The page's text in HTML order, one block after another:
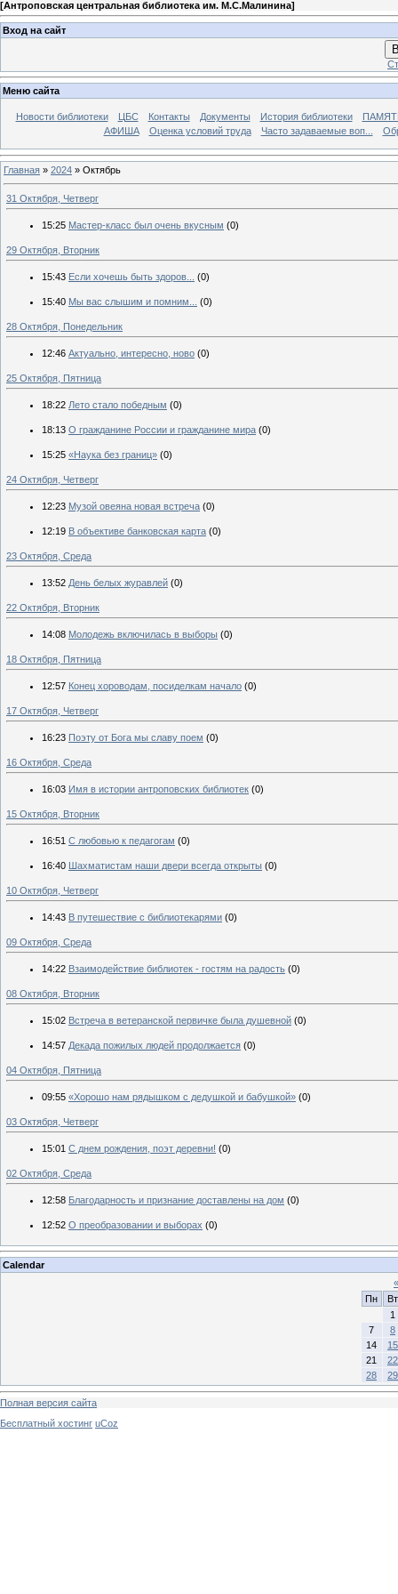
[Антроповская центральная библиотека им. М.С.Малинина]
Вход на сайт
Меню сайта
Новости библиотеки ЦБС Контакты Документы История библиотеки
АФИША
Оценка условий труда Часто задаваемые воп...
Главная » 2024 » Октябрь
31 Октября, Четверг
15:25 Мастер-класс был очень вкусным (0)
29 Октября, Вторник
15:43 Если хочешь быть здоров... (0)
15:40 Мы вас слышим и помним... (0)
28 Октября, Понедельник
12:46 Актуально, интересно, ново (0)
25 Октября, Пятница
18:22 Лето стало победным (0)
18:13 О гражданине России и гражданине мира (0)
15:25 «Наука без границ» (0)
24 Октября, Четверг
12:23 Музой овеяна новая встреча (0)
12:19 В объективе банковская карта (0)
23 Октября, Среда
13:52 День белых журавлей (0)
22 Октября, Вторник
14:08 Молодежь включилась в выборы (0)
18 Октября, Пятница
12:57 Конец хороводам, посиделкам начало (0)
17 Октября, Четверг
16:23 Поэту от Бога мы славу поем (0)
16 Октября, Среда
16:03 Имя в истории антроповских библиотек (0)
15 Октября, Вторник
16:51 С любовью к педагогам (0)
16:40 Шахматистам наши двери всегда открыты (0)
10 Октября, Четверг
14:43 В путешествие с библиотекарями (0)
09 Октября, Среда
14:22 Взаимодействие библиотек - гостям на радость (0)
08 Октября, Вторник
15:02 Встреча в ветеранской первичке была душевной (0)
14:57 Декада пожилых людей продолжается (0)
04 Октября, Пятница
09:55 «Хорошо нам рядышком с дедушкой и бабушкой» (0)
03 Октября, Четверг
15:01 С днем рождения, поэт деревни! (0)
02 Октября, Среда
12:58 Благодарность и признание доставлены на дом (0)
12:52 О преобразовании и выборах (0)
Calendar
«
Пн
Вт
1
7
8
14
15
21
22
28
29
Полная версия сайта
Бесплатный хостинг uCoz